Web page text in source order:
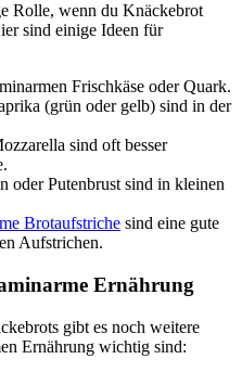
Rolle, wenn du Knäckebrot
sind einige Ideen für
Frischkäse oder Quark.
(grün oder gelb) sind in der
sind oft besser
oder Putenbrust sind in kleinen
Brotaufstriche sind eine gute
Aufstrichen.
Ernährung
gibt es noch weitere
Ernährung wichtig sind: